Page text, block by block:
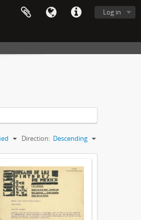
Log in
Direction: Descending